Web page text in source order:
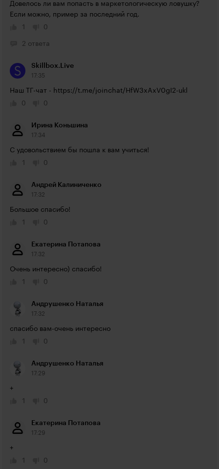
Довелось ли вам попасть в маркетологическую ловушку?
Если можно, пример за последний год.
1
0
2 ответа
Skillbox.Live
17:35
Наш ТГ-чат - https://t.me/joinchat/HfW3xAxV0gI2-ukl
0
0
Ирина Коньшина
17:34
С удовольствием бы пошла к вам учиться!
1
0
Андрей Калиниченко
17:32
Большое спасибо!
1
0
Екатерина Потапова
17:32
Очень интересно) спасибо!
1
0
Андрушенко Наталья
17:32
спасибо вам-очень интересно
1
0
Андрушенко Наталья
17:29
+
1
0
Екатерина Потапова
17:29
+
1
0